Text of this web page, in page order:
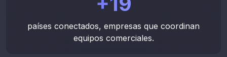
tiempo real.
países conectados, empresas que coordinan
equipos comerciales.